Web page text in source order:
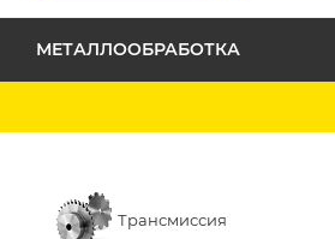
МЕТАЛЛООБРАБОТКА
Трансмиссия